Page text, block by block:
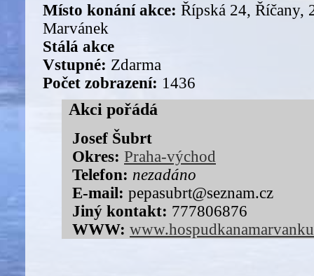
Místo konání akce: Řípská 24, Říčany,
Marvánek
Stálá akce
Vstupné: Zdarma
Počet zobrazení: 1436
Akci pořádá
Josef Šubrt
Okres: Praha-východ
Telefon: nezadáno
E-mail: pepasubrt@seznam.cz
Jiný kontakt: 777806876
WWW: